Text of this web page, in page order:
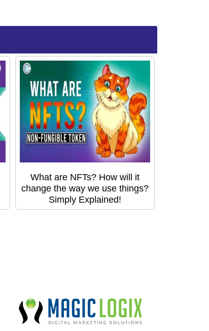
What are NFTs? How will it
change the way we use things?
Simply Explained!